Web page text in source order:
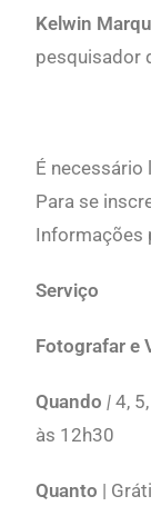
Kelwin
pesquisador
É
Para se
Informações
Serviço
Fotografar e
Quando|4,
às 12h30
Quanto |